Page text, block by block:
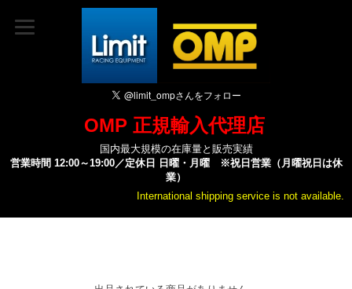
OMP 正規輸入代理店
国内最大規模の在庫量と販売実績
営業時間 12:00～19:00／定休日 日曜・月曜 ※祝日営業（月曜祝日は休
業）
International shipping service is not available.